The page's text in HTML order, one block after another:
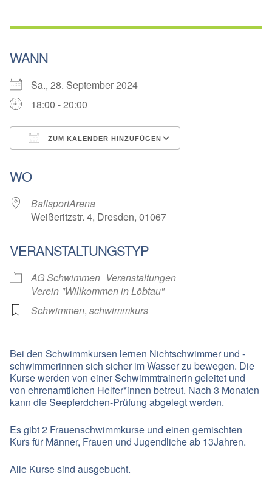
WANN
Sa., 28. September 2024
18:00 - 20:00
ZUM KALENDER HINZUFÜGEN
WO
BallsportArena
Weißeritzstr. 4, Dresden, 01067
VERANSTALTUNGSTYP
AG Schwimmen Veranstaltungen
Verein "Willkommen in Löbtau"
Schwimmen, schwimmkurs
Bei den Schwimmkursen lernen Nichtschwimmer und -
schwimmerinnen sich sicher im Wasser zu bewegen. Die
Kurse werden von einer Schwimmtrainerin geleitet und
von ehrenamtlichen Helfer*innen betreut. Nach 3 Monaten
kann die Seepferdchen-Prüfung abgelegt werden.
Es gibt 2 Frauenschwimmkurse und einen gemischten
Kurs für Männer, Frauen und Jugendliche ab 13Jahren.
Alle Kurse sind ausgebucht.